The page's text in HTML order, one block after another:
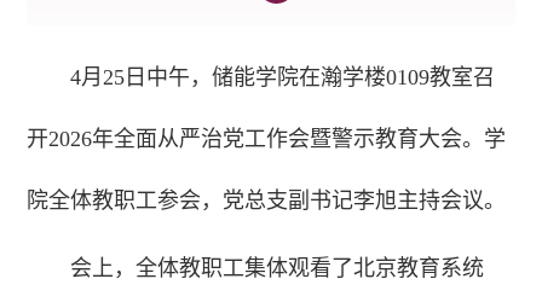
4月25日中午，储能学院在瀚学楼0109教室召
开2026年全面从严治党工作会暨警示教育大会。学
院全体教职工参会，党总支副书记李旭主持会议。
会上，全体教职工集体观看了北京教育系统